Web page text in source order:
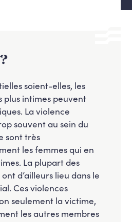
soient-elles, les
plus intimes peuvent
La violence
souvent au sein du
sont très
les femmes qui en
La plupart des
d’ailleurs lieu dans le
Ces violences
seulement la victime,
les autres membres